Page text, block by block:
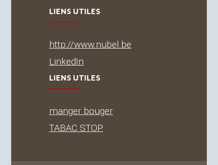
LIENS UTILES
http://www.nubel.be
LinkedIn
LIENS UTILES
manger bouger
TABAC STOP